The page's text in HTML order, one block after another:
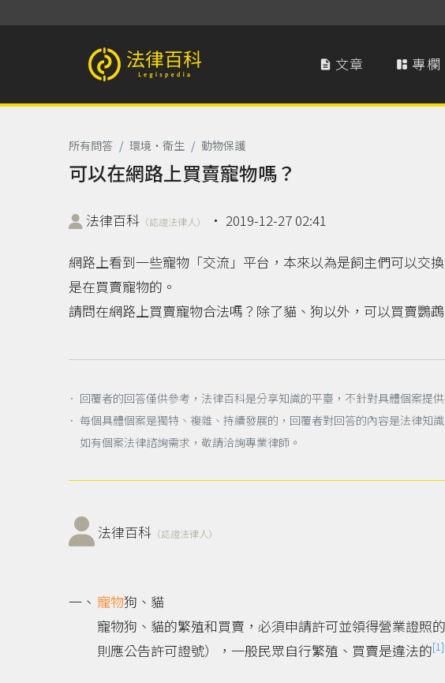
法律百科 Legispedia  文章  專欄
所有問答 / 環境‧衛生 / 動物保護
可以在網路上買賣寵物嗎？
法律百科 （認證法律人） ‧ 2019-12-27 02:41
網路上看到一些寵物「交流」平台，本來以為是飼主們可以交
是在買賣寵物的。
請問在網路上買賣寵物合法嗎？除了貓、狗以外，可以買賣鸚
． 回覆者的回答僅供參考，法律百科是分享知識的平臺，不針對具體個案提
． 每個具體個案是獨特、複雜、持續發展的，回覆者對回答的內容是法律知
如有個案法律諮詢需求，敬請洽詢專業律師。
法律百科 （認證法律人）
寵物狗、貓
寵物狗、貓的繁殖和買賣，必須申請許可並領得營業證照
則應公告許可證號），一般民眾自行繁殖、買賣是違法的[1]